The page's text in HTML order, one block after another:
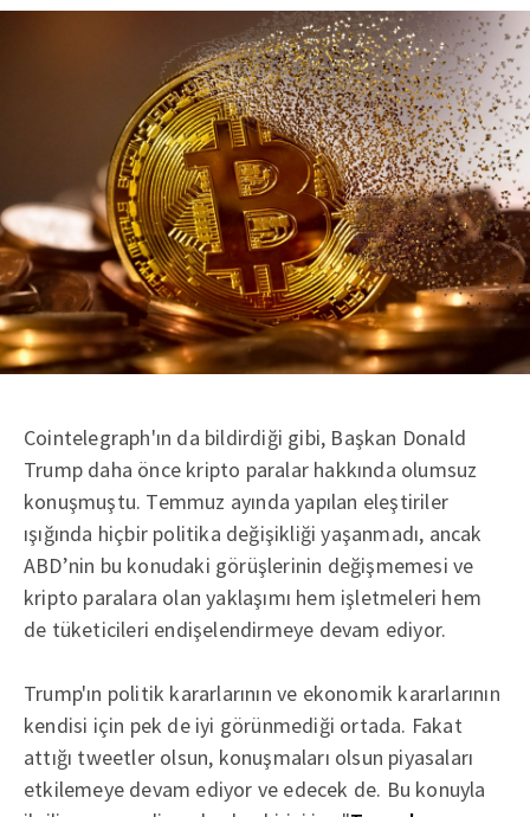
Cointelegraph'ın da bildirdiği gibi, Başkan Donald
Trump daha önce kripto paralar hakkında olumsuz
konuşmuştu. Temmuz ayında yapılan eleştiriler
ışığında hiçbir politika değişikliği yaşanmadı, ancak
ABD’nin bu konudaki görüşlerinin değişmemesi ve
kripto paralara olan yaklaşımı hem işletmeleri hem
de tüketicileri endişelendirmeye devam ediyor.
Trump'ın politik kararlarının ve ekonomik kararlarının
kendisi için pek de iyi görünmediği ortada. Fakat
attığı tweetler olsun, konuşmaları olsun piyasaları
etkilemeye devam ediyor ve edecek de. Bu konuyla